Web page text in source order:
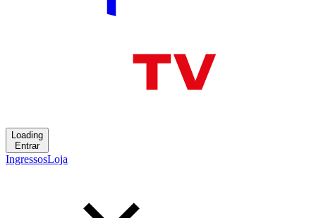
Loading
Entrar
IngressosLoja